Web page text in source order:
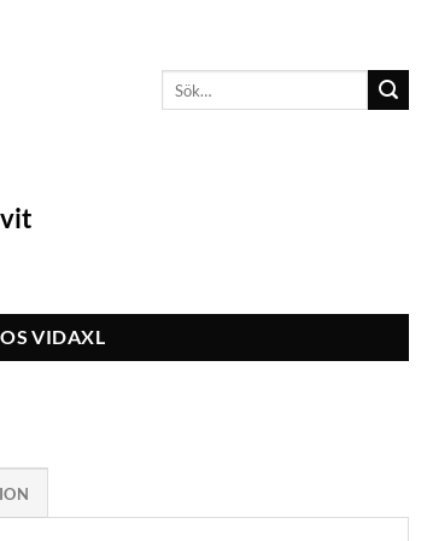
VIDAXL